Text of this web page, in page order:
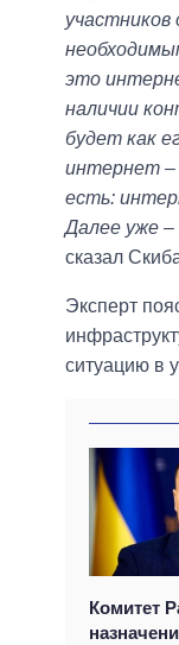
участников
это
наличии
будет как
интернет ‒
есть:
Далее уже
сказал
Эксперт
ситуацию в
Комитет